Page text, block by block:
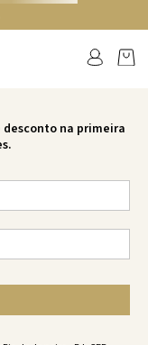
O CUPOM NEWS10
para:
scarlet-
'